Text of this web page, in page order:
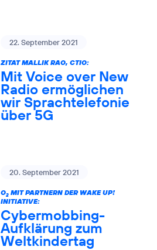
22. September 2021
ZITAT MALLIK RAO, CTIO:
Mit Voice over New
Radio ermöglichen
wir Sprachtelefonie
über 5G
20. September 2021
O2MIT PARTNERN DER WAKE UP!
INITIATIVE:
Cybermobbing-
Aufklärung zum
Weltkindertag